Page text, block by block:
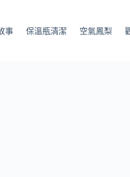
事 保溫瓶清潔 空氣鳳梨